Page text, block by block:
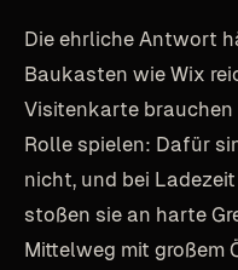
Die ehrliche Antwort
Baukasten wie Wix
Visitenkarte
Rolle spielen: Dafür
nicht, und bei
stoßen sie an harte
Mittelweg mit großem